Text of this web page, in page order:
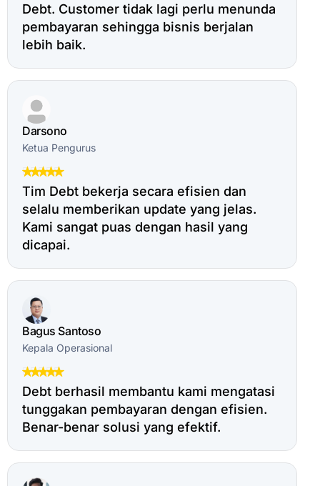
Debt. Customer tidak lagi perlu menunda
pembayaran sehingga bisnis berjalan
lebih baik.
Darsono
Ketua Pengurus
Tim Debt bekerja secara efisien dan
selalu memberikan update yang jelas.
Kami sangat puas dengan hasil yang
dicapai.
Bagus Santoso
Kepala Operasional
Debt berhasil membantu kami mengatasi
tunggakan pembayaran dengan efisien.
Benar-benar solusi yang efektif.